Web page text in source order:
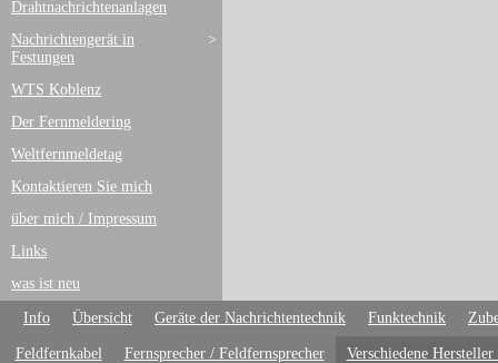
Drahtnachrichtenanlagen
>
Nachrichtengerät in
Festungen
WTS Koblenz
Der Fernmeldering
Weltfernmeldetag
Kontaktieren Sie mich
über mich / Impressum
Links
was ist neu
Info Übersicht Geräte der Nachrichtentechnik Funktechnik
Feldfernkabel Fernsprecher / Feldfernsprecher Verschiedene